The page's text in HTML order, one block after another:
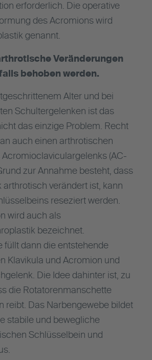
erforderlich. Die operative
des Acromions wird
genannt.
Veränderungen
behoben werden.
Alter und bei
Schultergelenken ist das
das einzige Problem. Recht
auch einen arthrotischen
(AC-
zur Annahme besteht, dass
arthrotisch verändert ist, kann
reseziert werden.
wird auch als
bezeichnet.
füllt dann die entstehende
Klavikula und Acromion und
Die Idee dahinter ist, zu
die Rotatorenmanschette
reibt. Das Narbengewebe bildet
stabile und bewegliche
Schlüsselbein und